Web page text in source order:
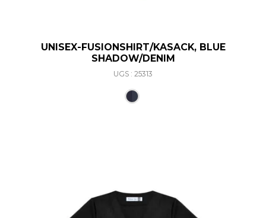
UNISEX-FUSIONSHIRT/KASACK, BLUE
SHADOW/DENIM
UGS : 25313